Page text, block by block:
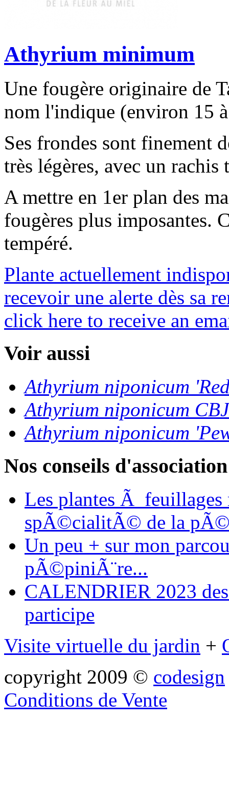
Athyrium minimum
Une fougère originaire de
nom l'indique (environ 15
Ses frondes sont finement
très légères, avec un rachis
A mettre en 1er plan des
fougères plus imposantes.
tempéré.
Plante actuellement
recevoir une alerte dès sa
click here to receive an
Voir aussi
Athyrium niponicum
Athyrium niponicum
Athyrium niponicum
Nos conseils d'association
Les plantes Ã feuillages
spÃ©cialitÃ© de la
Un peu + sur mon
pÃ©piniÃ¨re...
CALENDRIER 2023
participe
Visite virtuelle du jardin +
copyright 2009 © codesign
Conditions de Vente